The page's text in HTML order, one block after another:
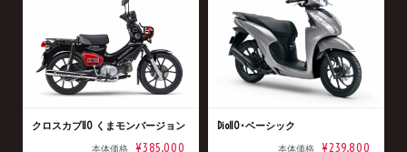
クロスカブ110 くまモンバージョン
本体価格 ¥385,000
Dio110･ベーシック
本体価格 ¥239,800